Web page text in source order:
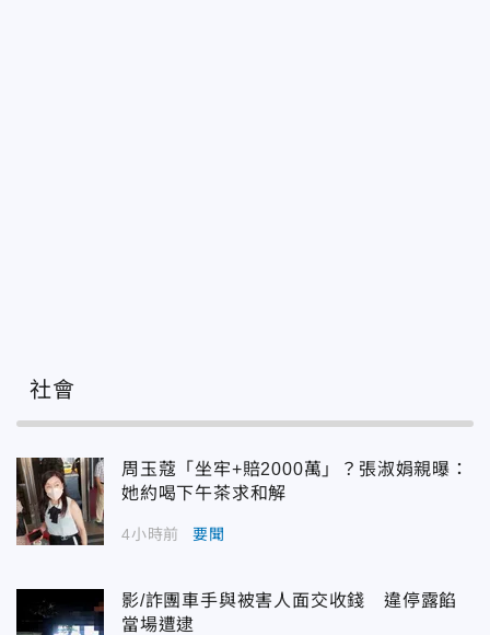
社會
周玉蔻「坐牢+賠2000萬」？張淑娟親曝：
她約喝下午茶求和解
4小時前 要聞
影/詐團車手與被害人面交收錢 違停露餡
當場遭逮